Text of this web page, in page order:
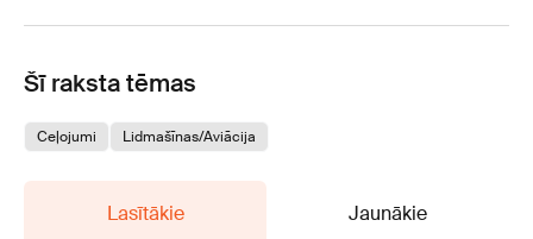
Šī raksta tēmas
Ceļojumi Lidmašīnas/Aviācija
Lasītākie Jaunākie